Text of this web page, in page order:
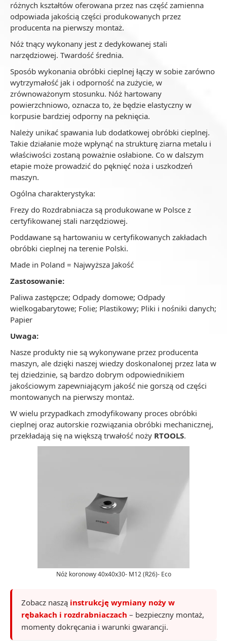
różnych kształtów oferowana przez nas część zamienna
odpowiada jakością części produkowanych przez
producenta na pierwszy montaż.
Nóż tnący wykonany jest z dedykowanej stali
narzędziowej. Twardość średnia.
Sposób wykonania obróbki cieplnej łączy w sobie zarówno
wytrzymałość jak i odporność na zużycie, w
zrównoważonym stosunku. Nóż hartowany
powierzchniowo, oznacza to, że będzie elastyczny w
korpusie bardziej odporny na peknięcia.
Należy unikać spawania lub dodatkowej obróbki cieplnej.
Takie działanie może wpłynąć na strukturę ziarna metalu i
właściwości zostaną poważnie osłabione. Co w dalszym
etapie może prowadzić do pęknięć noża i uszkodzeń
maszyn.
Ogólna charakterystyka:
Frezy do Rozdrabniacza są produkowane w Polsce z
certyfikowanej stali narzędziowej.
Poddawane są hartowaniu w certyfikowanych zakładach
obróbki cieplnej na terenie Polski.
Made in Poland = Najwyższa Jakość
Zastosowanie:
Paliwa zastępcze; Odpady domowe; Odpady
wielkogabarytowe; Folie; Plastikowy; Pliki i nośniki danych;
Papier
Uwaga:
Nasze produkty nie są wykonywane przez producenta
maszyn, ale dzięki naszej wiedzy doskonalonej przez lata w
tej dziedzinie, są bardzo dobrym odpowiednikiem
jakościowym zapewniającym jakość nie gorszą od części
montowanych na pierwszy montaż.
W wielu przypadkach zmodyfikowany proces obróbki
cieplnej oraz autorskie rozwiązania obróbki mechanicznej,
przekładają się na większą trwałość noży RTOOLS.
Nóż koronowy 40x40x30- M12 (R26)- Eco
Zobacz naszą instrukcję wymiany noży w
rębakach i rozdrabniaczach – bezpieczny montaż,
momenty dokręcania i warunki gwarancji.